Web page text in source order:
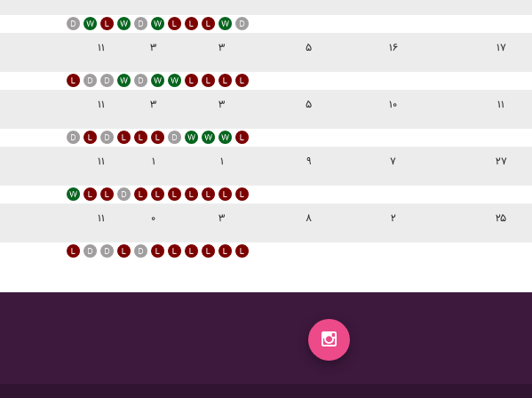
۱۱ ۳ ۳ ۵ ۱۶ ۱۷
۱۱ ۳ ۳ ۵ ۱۰ ۱۱
۱۱ ۱ ۱ ۹ ۷ ۲۷
۱۱ ۰ ۳ ۸ ۲ ۲۵